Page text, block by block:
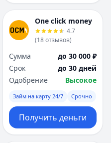
One click money
4.7
(18отзывов)
Сумма
до 30 000 ₽
Срок
до 30 дней
Одобрение
Высокое
Займ на карту 24/7 Срочно
Получить деньги